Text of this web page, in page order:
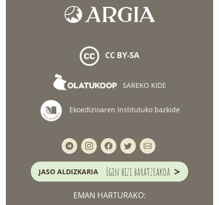
CC BY-SA
SAREKO KIDE
Ekoedizioaren Institutuko bazkide
JASO ALDIZKARIA Egin bizi baratzeakoa >
EMAN HARTURAKO: